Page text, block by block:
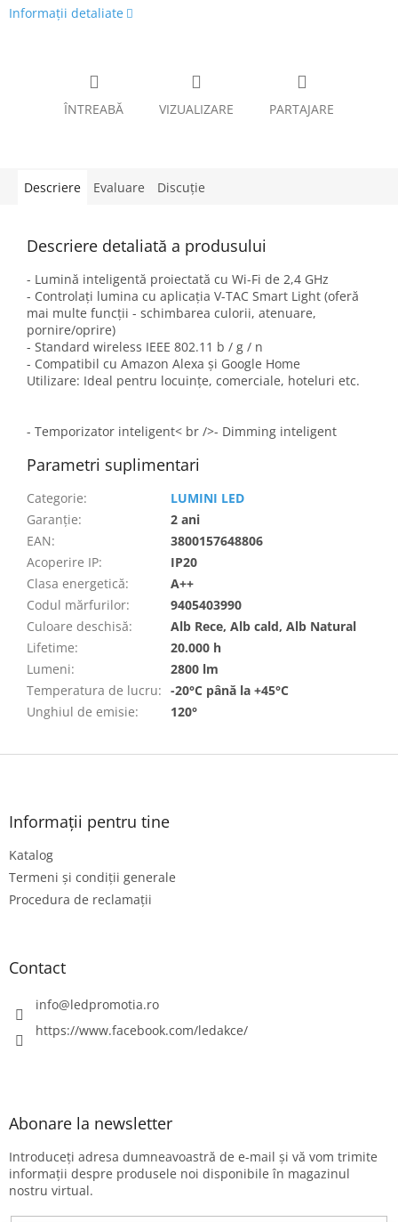
Informaţii detaliate
ÎNTREABĂ VIZUALIZARE PARTAJARE
Descriere Evaluare Discuţie
Descriere detaliată a produsului
- Lumină inteligentă proiectată cu Wi-Fi de 2,4 GHz
- Controlați lumina cu aplicația V-TAC Smart Light (oferă
mai multe funcții - schimbarea culorii, atenuare,
pornire/oprire)
- Standard wireless IEEE 802.11 b / g / n
- Compatibil cu Amazon Alexa și Google Home
Utilizare: Ideal pentru locuințe, comerciale, hoteluri etc.
- Temporizator inteligent< br />- Dimming inteligent
Parametri suplimentari
Categorie:
LUMINI LED
Garanţie:
2 ani
EAN:
3800157648806
Acoperire IP:
IP20
Clasa energetică:
A++
Codul mărfurilor:
9405403990
Culoare deschisă:
Alb Rece, Alb cald, Alb Natural
Lifetime:
20.000 h
Lumeni:
2800 lm
Temperatura de lucru: -20°C până la +45°C
Unghiul de emisie: 120°
S
Informații pentru tine
Katalog
Termeni și condiții generale
Procedura de reclamații
Contact
info@ledpromotia.ro
https://www.facebook.com/ledakce/
Abonare la newsletter
Introduceţi adresa dumneavoastră de e-mail şi vă vom trimite
informaţii despre produsele noi disponibile în magazinul
nostru virtual.